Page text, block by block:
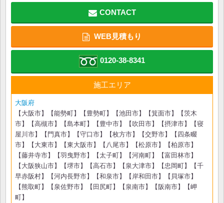
CONTACT
WEB見積もり
0120-38-8341
施工エリア
大阪府
【大阪市】【能勢町】【豊勢町】【池田市】【箕面市】【茨木
市】【高槻市】【島本町】【豊中市】【吹田市】【摂津市】【寝
屋川市】【門真市】【守口市】【枚方市】【交野市】【四条畷
市】【大東市】【東大阪市】【八尾市】【松原市】【柏原市】
【藤井寺市】【羽曳野市】【太子町】【河南町】【富田林市】
【大阪狭山市】【堺市】【高石市】【泉大津市】【忠岡町】【千
早赤阪村】【河内長野市】【和泉市】【岸和田市】【貝塚市】
【熊取町】【泉佐野市】【田尻町】【泉南市】【阪南市】【岬
町】